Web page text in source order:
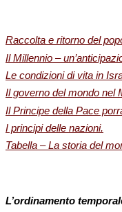
Raccolta e ritorno del
Il Millennio –
Le condizioni di vita in
Il governo del mondo nel
Il Principe della Pace
I principi delle nazioni.
Tabella – La storia del
L’ordinamento